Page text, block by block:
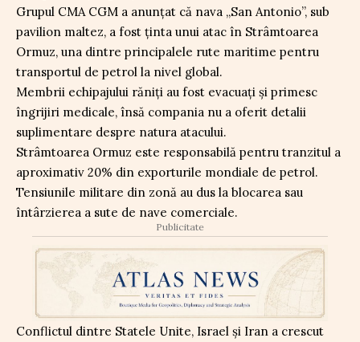
Grupul CMA CGM a anunțat că nava „San Antonio”, sub
pavilion maltez, a fost ținta unui atac în Strâmtoarea
Ormuz, una dintre principalele rute maritime pentru
transportul de petrol la nivel global.
Membrii echipajului răniți au fost evacuați și primesc
îngrijiri medicale, însă compania nu a oferit detalii
suplimentare despre natura atacului.
Strâmtoarea Ormuz este responsabilă pentru tranzitul a
aproximativ 20% din exporturile mondiale de petrol.
Tensiunile militare din zonă au dus la blocarea sau
întârzierea a sute de nave comerciale.
Publicitate
Conflictul dintre Statele Unite, Israel și Iran a crescut